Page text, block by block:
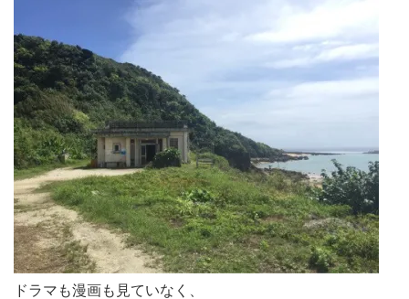
ドラマも漫画も見ていなく、